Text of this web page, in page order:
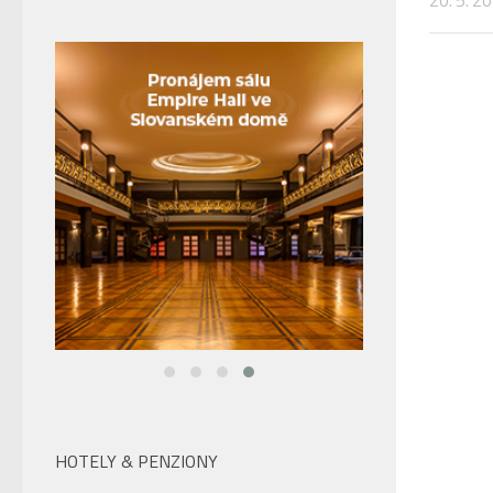
HOTELY & PENZIONY